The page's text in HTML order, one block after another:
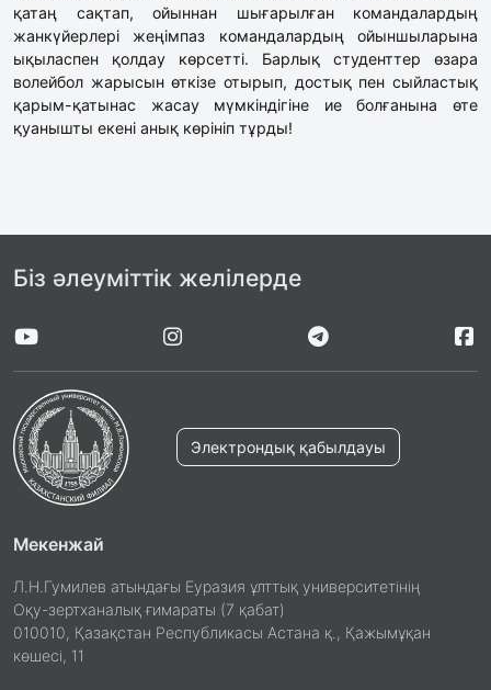
қатаң сақтап, ойыннан шығарылған командалардың
жанкүйерлері жеңімпаз командалардың ойыншыларына
ықыласпен қолдау көрсетті. Барлық студенттер өзара
волейбол жарысын өткізе отырып, достық пен сыйластық
қарым-қатынас жасау мүмкіндігіне ие болғанына өте
қуанышты екені анық көрініп тұрды!
Біз әлеуміттік желілерде
Электрондық қабылдауы
Мекенжай
Л.Н.Гумилев атындағы Еуразия ұлттық университетінің
Оқу-зертханалық ғимараты (7 қабат)
010010, Қазақстан Республикасы Астана қ., Қажымұқан
көшесі, 11